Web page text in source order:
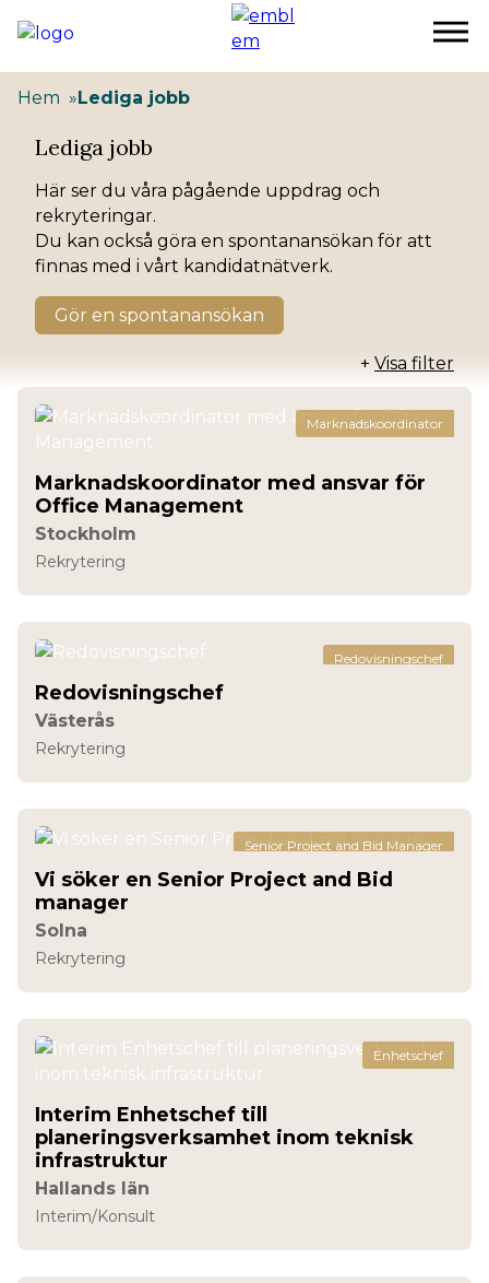
till
Hem
Lediga jobb
Lediga jobb
Här ser du våra pågående uppdrag och
rekryteringar.
Du kan också göra en spontanansökan för att
finnas med i vårt kandidatnätverk.
Gör en spontanansökan
+ Visa filter
Marknadskoordinator
Marknadskoordinator med ansvar för
Office Management
Stockholm
Rekrytering
Redovisningschef
Redovisningschef
Västerås
Rekrytering
Senior Project and Bid Manager
Vi söker en Senior Project and Bid
manager
Solna
Rekrytering
Enhetschef
Interim Enhetschef till
planeringsverksamhet inom teknisk
infrastruktur
Hallands län
Interim/Konsult